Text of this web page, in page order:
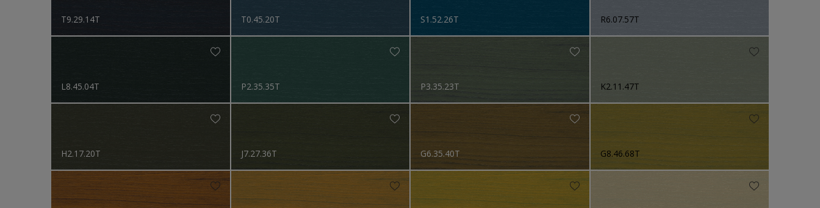
T9.29.14T T0.45.20T S1.52.26T R6.07.57T
L8.45.04T P2.35.35T P3.35.23T K2.11.47T
H2.17.20T J7.27.36T G6.35.40T G8.46.68T